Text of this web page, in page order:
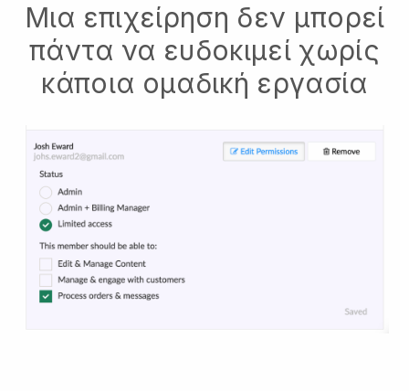
Μια επιχείρηση δεν μπορεί
πάντα να ευδοκιμεί χωρίς
κάποια ομαδική εργασία